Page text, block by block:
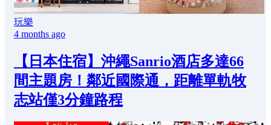
玩樂
4 months ago
【日本住宿】沖繩Sanrio酒店多達66
間主題房！鄰近國際通，距離單軌牧
志站僅3分鐘路程